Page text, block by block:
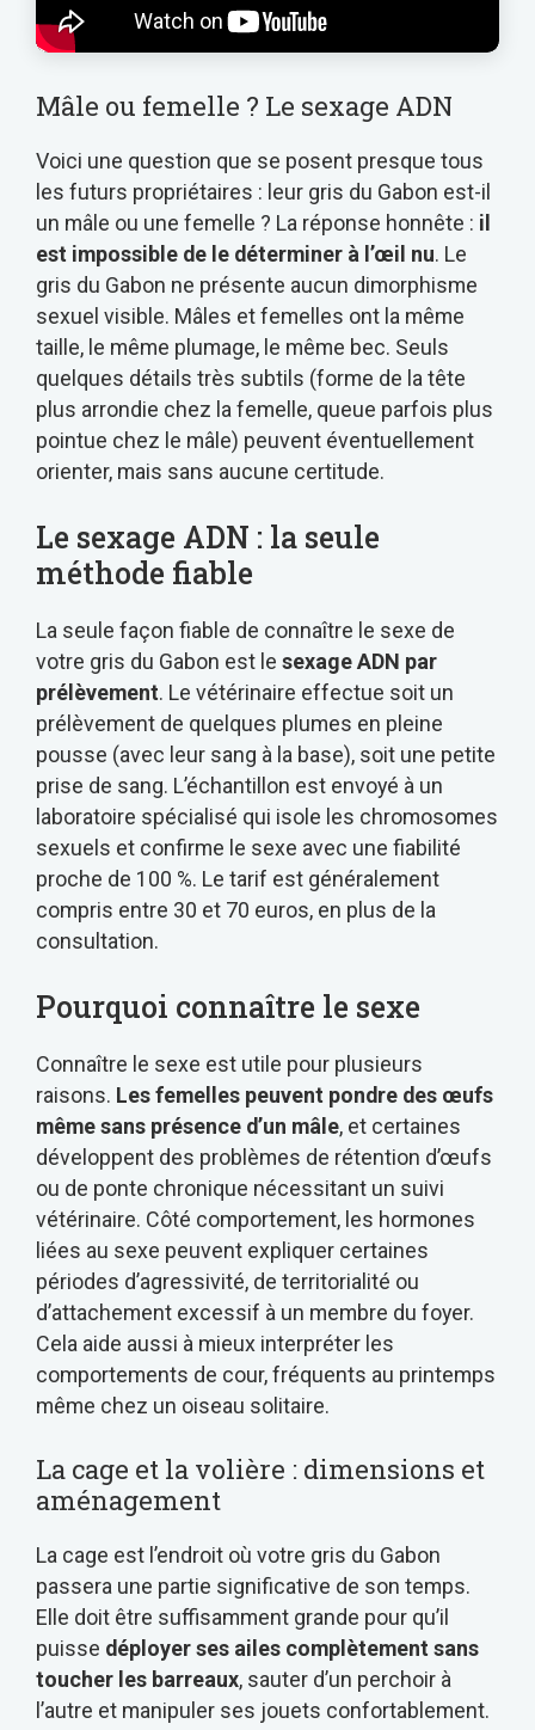
Mâle ou femelle ? Le sexage ADN
Voici une question que se posent presque tous
les futurs propriétaires : leur gris du Gabon est-il
un mâle ou une femelle ? La réponse honnête : il
est impossible de le déterminer à l’œil nu. Le
gris du Gabon ne présente aucun dimorphisme
sexuel visible. Mâles et femelles ont la même
taille, le même plumage, le même bec. Seuls
quelques détails très subtils (forme de la tête
plus arrondie chez la femelle, queue parfois plus
pointue chez le mâle) peuvent éventuellement
orienter, mais sans aucune certitude.
Le sexage ADN : la seule
méthode fiable
La seule façon fiable de connaître le sexe de
votre gris du Gabon est le sexage ADN par
prélèvement. Le vétérinaire effectue soit un
prélèvement de quelques plumes en pleine
pousse (avec leur sang à la base), soit une petite
prise de sang. L’échantillon est envoyé à un
laboratoire spécialisé qui isole les chromosomes
sexuels et confirme le sexe avec une fiabilité
proche de 100 %. Le tarif est généralement
compris entre 30 et 70 euros, en plus de la
consultation.
Pourquoi connaître le sexe
Connaître le sexe est utile pour plusieurs
raisons. Les femelles peuvent pondre des œufs
même sans présence d’un mâle, et certaines
développent des problèmes de rétention d’œufs
ou de ponte chronique nécessitant un suivi
vétérinaire. Côté comportement, les hormones
liées au sexe peuvent expliquer certaines
périodes d’agressivité, de territorialité ou
d’attachement excessif à un membre du foyer.
Cela aide aussi à mieux interpréter les
comportements de cour, fréquents au printemps
même chez un oiseau solitaire.
La cage et la volière : dimensions et
aménagement
La cage est l’endroit où votre gris du Gabon
passera une partie significative de son temps.
Elle doit être suffisamment grande pour qu’il
puisse déployer ses ailes complètement sans
toucher les barreaux, sauter d’un perchoir à
l’autre et manipuler ses jouets confortablement.